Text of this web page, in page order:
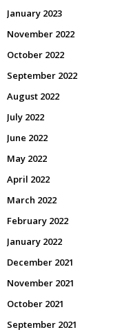
January 2023
November 2022
October 2022
September 2022
August 2022
July 2022
June 2022
May 2022
April 2022
March 2022
February 2022
January 2022
December 2021
November 2021
October 2021
September 2021